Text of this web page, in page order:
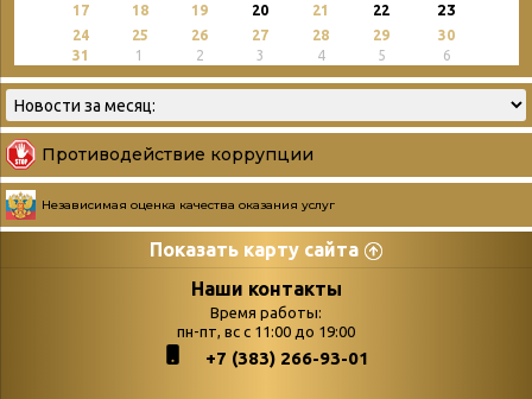
17
18 19 20 21 22 23
24 25 26 27 28 29
30
31
1 2 3 4 5 6
Противодействие коррупции
Независимая оценка качества оказания услуг
Показать карту сайта
Страницы
podvedenie-itogov-festivalya-
поступлений
Наши контакты
Время работы:
пн-пт, вс с 11:00 до 19:00
+7 (383) 266-93-01